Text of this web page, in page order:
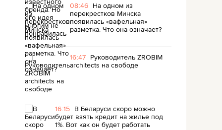
08:46 На одном из
перекрестков Минска
появилась «вафельная»
разметка. Что она означает?
16:47 Руководитель ZROBIM
architects на свободе
16:15 В Беларуси скоро можно
будет взять кредит на жилье под
1%. Вот как он будет работать